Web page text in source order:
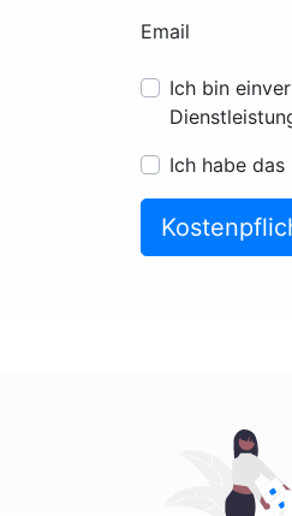
Email
Ich bin
Ich habe